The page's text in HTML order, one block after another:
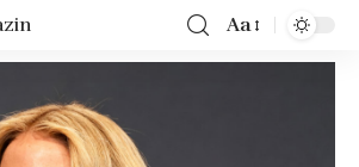
Aa